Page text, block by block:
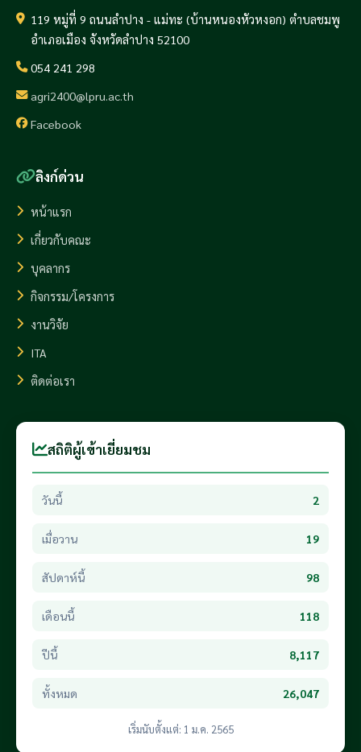
119 หมู่ที่ 9 ถนนลำปาง - แม่ทะ (บ้านหนองหัวหงอก) ตำบลชมพู
อำเภอเมือง จังหวัดลำปาง 52100
054 241 298
agri2400@lpru.ac.th
Facebook
ลิงก์ด่วน
หน้าแรก
เกี่ยวกับคณะ
บุคลากร
กิจกรรม/โครงการ
งานวิจัย
ITA
ติดต่อเรา
สถิติผู้เข้าเยี่ยมชม
วันนี้ 2
เมื่อวาน 19
สัปดาห์นี้ 98
เดือนนี้ 118
ปีนี้ 8,117
ทั้งหมด 26,047
เริ่มนับตั้งแต่: 1 ม.ค. 2565